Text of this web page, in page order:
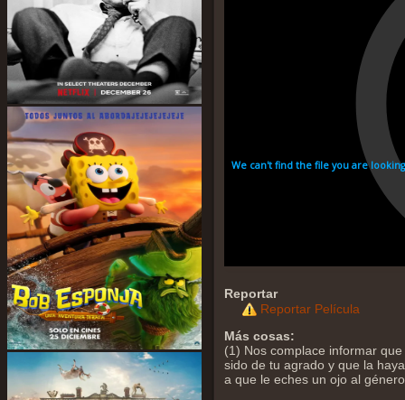
Reportar
Reportar Película
Más cosas:
(1) Nos complace informar
sido de tu agrado y que la
a que le eches un ojo al